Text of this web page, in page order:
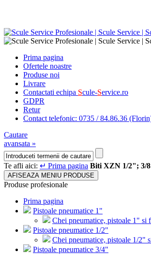
Prima pagina
Ofertele noastre
Produse noi
Livrare
Contactati echipa Scule-Service.ro
GDPR
Retur
Contact telefonic: 0735 / 84.86.36
Cautare
avansata »
Te afli aici: ↵ Prima pagina Biti XZN 1/2"; 3/
AFISEAZA MENIU PRODUSE
Produse profesionale
Prima pagina
Pistoale pneumatice 1"
Chei pneumatice, pistoale 1" si
Pistoale pneumatice 1/2"
Chei pneumatice, pistoale 1/2"
Pistoale pneumatice 3/4"